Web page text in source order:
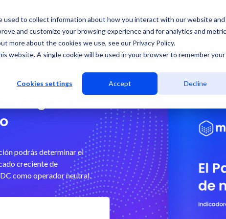
to collect information about how you interact with our website and
and customize your browsing experience and for analytics and
more about the cookies we use, see our Privacy Policy.
website. A single cookie will be used in your browser to remember your
Cookies settings Accept Decline
podrás determinar el
creciente de
como operador neutral.